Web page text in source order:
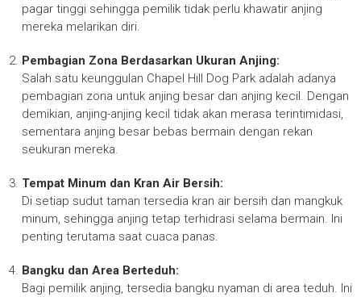
pagar tinggi sehingga pemilik tidak perlu khawatir anjing
mereka melarikan diri.
Pembagian Zona Berdasarkan Ukuran Anjing:
Salah satu keunggulan Chapel Hill Dog Park adalah adanya
pembagian zona untuk anjing besar dan anjing kecil. Dengan
demikian, anjing-anjing kecil tidak akan merasa terintimidasi,
sementara anjing besar bebas bermain dengan rekan
seukuran mereka.
Tempat Minum dan Kran Air Bersih:
Di setiap sudut taman tersedia kran air bersih dan mangkuk
minum, sehingga anjing tetap terhidrasi selama bermain. Ini
penting terutama saat cuaca panas.
Bangku dan Area Berteduh:
Bagi pemilik anjing, tersedia bangku nyaman di area teduh. Ini